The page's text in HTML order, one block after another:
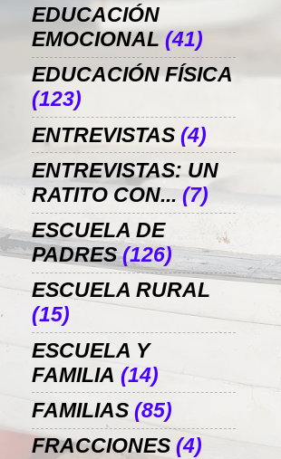
EDUCACIÓN
EMOCIONAL (41)
EDUCACIÓN FÍSICA
(123)
ENTREVISTAS (4)
ENTREVISTAS: UN
RATITO CON... (7)
ESCUELA DE
PADRES (126)
ESCUELA RURAL
(15)
ESCUELA Y
FAMILIA (14)
FAMILIAS (85)
FRACCIONES (4)